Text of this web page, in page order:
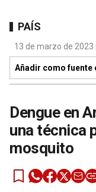
PAÍS
13 de marzo de 2023
Añadir como fuente
Dengue en
una técnica
mosquito